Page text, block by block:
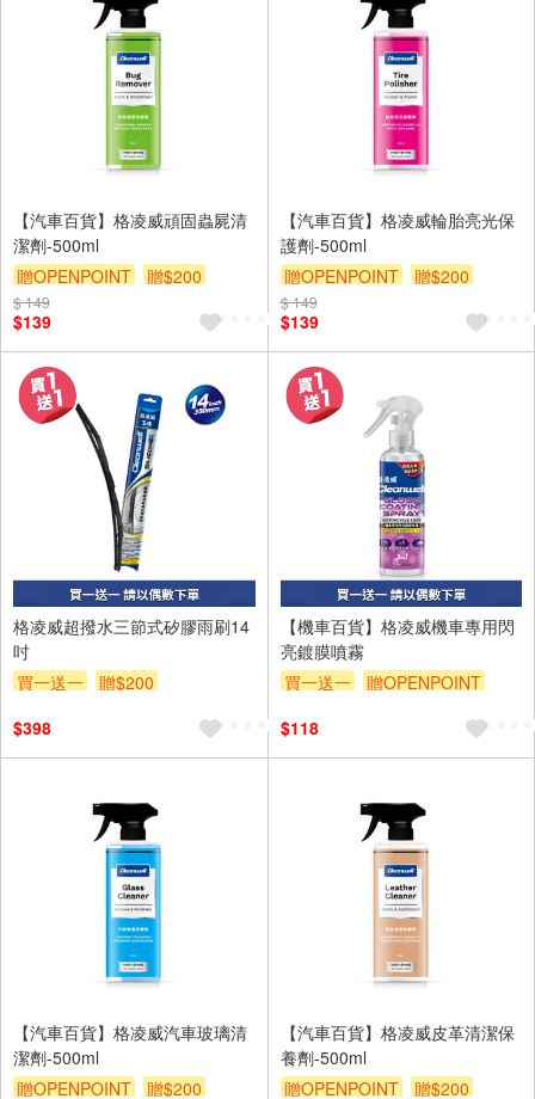
【汽車百貨】格凌威頑固蟲屍清
潔劑-500ml
贈OPENPOINT
贈$200
$ 149
$139
【汽車百貨】格凌威輪胎亮光保
護劑-500ml
贈OPENPOINT
贈$200
$ 149
$139
格凌威超撥水三節式矽膠雨刷14
吋
買一送一
贈$200
$398
【機車百貨】格凌威機車專用閃
亮鍍膜噴霧
買一送一
贈OPENPOINT
$118
【汽車百貨】格凌威汽車玻璃清
潔劑-500ml
贈OPENPOINT
贈$200
【汽車百貨】格凌威皮革清潔保
養劑-500ml
贈OPENPOINT
贈$200